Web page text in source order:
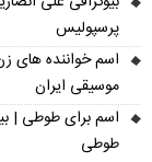
پرسپولیس
اسم خواننده های
موسیقی ایران
طوطی